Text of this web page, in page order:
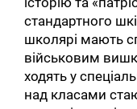
стандартного
школярі мають
військовим
ходять у
над класами